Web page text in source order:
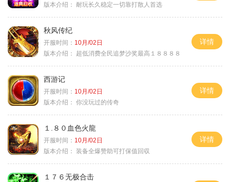
版本介绍： 耐玩长久稳定一切靠打散人首选
秋风传纪
开服时间： 10月/02日
版本介绍：
超低消费全民追梦沙奖最高１８８８８
详情
西游记
开服时间： 10月/02日
版本介绍： 你没玩过的传奇
详情
１.８０血色火龍
开服时间： 10月/02日
版本介绍： 装备全爆赞助可打保值回収
详情
１７６无极合击